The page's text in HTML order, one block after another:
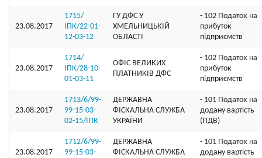
23.08.2017
1715/
ІПК/22-01-
12-03-12
ГУ ДФС У
ХМЕЛЬНИЦЬКIЙ
ОБЛАСТI
- 102 Податок на
прибуток
підприємств
23.08.2017
1714/
ІПК/28-10-
01-03-11
ОФIС ВЕЛИКИХ
ПЛАТНИКIВ ДФС
- 102 Податок на
прибуток
підприємств
23.08.2017
1713/6/99-
99-15-03-
02-15/ІПК
ДЕРЖАВНА
ФІСКАЛЬНА СЛУЖБА
УКРАЇНИ
- 101 Податок на
додану вартість
(ПДВ)
23.08.2017
1712/6/99-
99-15-03-
ДЕРЖАВНА
ФІСКАЛЬНА СЛУЖБА
- 101 Податок на
додану вартість